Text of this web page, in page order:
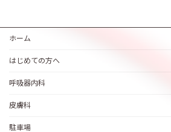
ホーム
はじめての方へ
呼吸器内科
皮膚科
駐車場